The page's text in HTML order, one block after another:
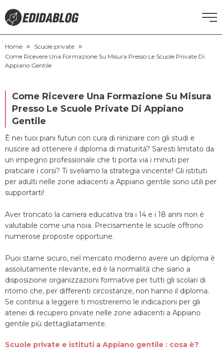
CORSI DI INGLESE
SCUOLE PRIVATE
SCUOLE SERALI
NEWS
CERCA
Home » Scuole private »
Come Ricevere Una Formazione Su Misura Presso Le Scuole Private Di
Appiano Gentile
Come Ricevere Una Formazione Su Misura
Presso Le Scuole Private Di Appiano
Gentile
È nei tuoi piani futuri con cura di riiniziare con gli studi e
riuscire ad ottenere il diploma di maturità? Saresti limitato da
un impegno professionale che ti porta via i minuti per
praticare i corsi? Ti sveliamo la strategia vincente! Gli istituti
per adulti nelle zone adiacenti a Appiano gentile sono utili per
supportarti!
Aver troncato la carriera educativa tra i 14 e i 18 anni non è
valutabile come una noia. Precisamente le scuole offrono
numerose proposte opportune.
Puoi starne sicuro, nel mercato moderno avere un diploma è
assolutamente rilevante, ed è la normalità che siano a
disposizione organizzazioni formative per tutti gli scolari di
ritorno che, per differenti circostanze, non hanno il diploma.
Se continui a leggere ti mostreremo le indicazioni per gli
atenei di recupero private nelle zone adiacenti a Appiano
gentile più dettagliatamente.
Scuole private e istituti a Appiano gentile : cosa è?